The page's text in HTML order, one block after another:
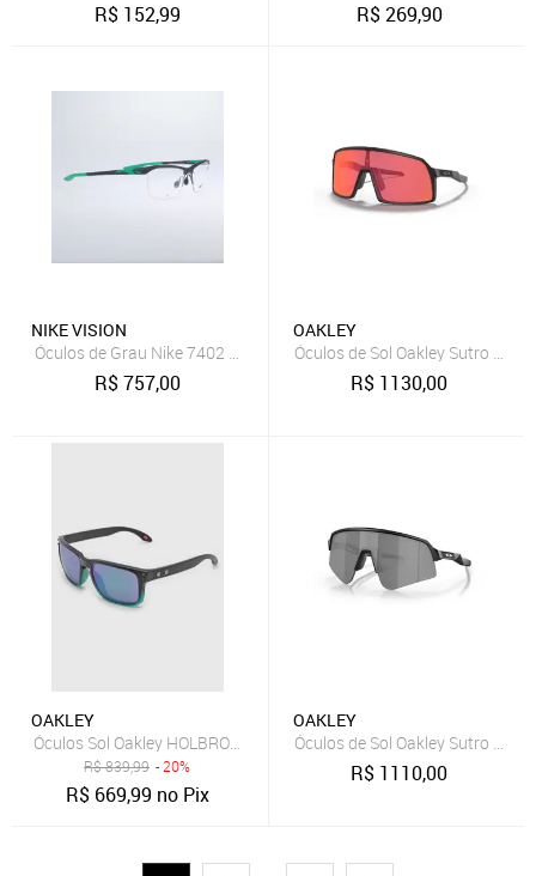
R$ 152,99 R$269,90
NIKE VISION
Óculos de Grau Nike 7402 Gray
R$757,00
OAKLEY
Óculos de Sol Oakley Sutro S
R$ 1130,00
OAKLEY
Óculos Sol Oakley HOLBROOK
R$839,99 - 20%
R$ 669,99 no Pix
OAKLEY
Óculos de Sol Oakley Sutro Lite
R$ 1110,00